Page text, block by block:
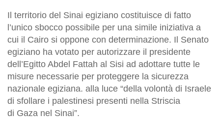
Il territorio del Sinai egiziano costituisce di fatto
l’unico sbocco possibile per una simile iniziativa a
cui il Cairo si oppone con determinazione. Il Senato
egiziano ha votato per autorizzare il presidente
dell’Egitto Abdel Fattah al Sisi ad adottare tutte le
misure necessarie per proteggere la sicurezza
nazionale egiziana. alla luce “della volontà di Israele
di sfollare i palestinesi presenti nella Striscia
di Gaza nel Sinai”.